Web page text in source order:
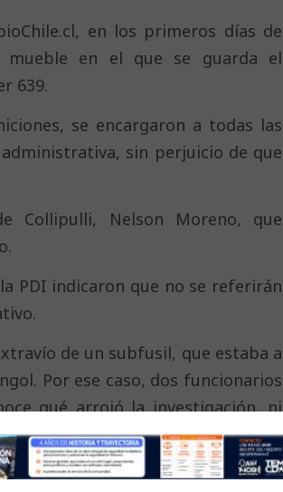
en los primeros días de
en el que se guarda el
639.
se encargaron a todas las
sin perjuicio de que
Collipulli, Nelson Moreno, que
PDI indicaron que no se referirán
de un subfusil, que estaba a
Por ese caso, dos funcionarios
qué arrojó la investigación, ni